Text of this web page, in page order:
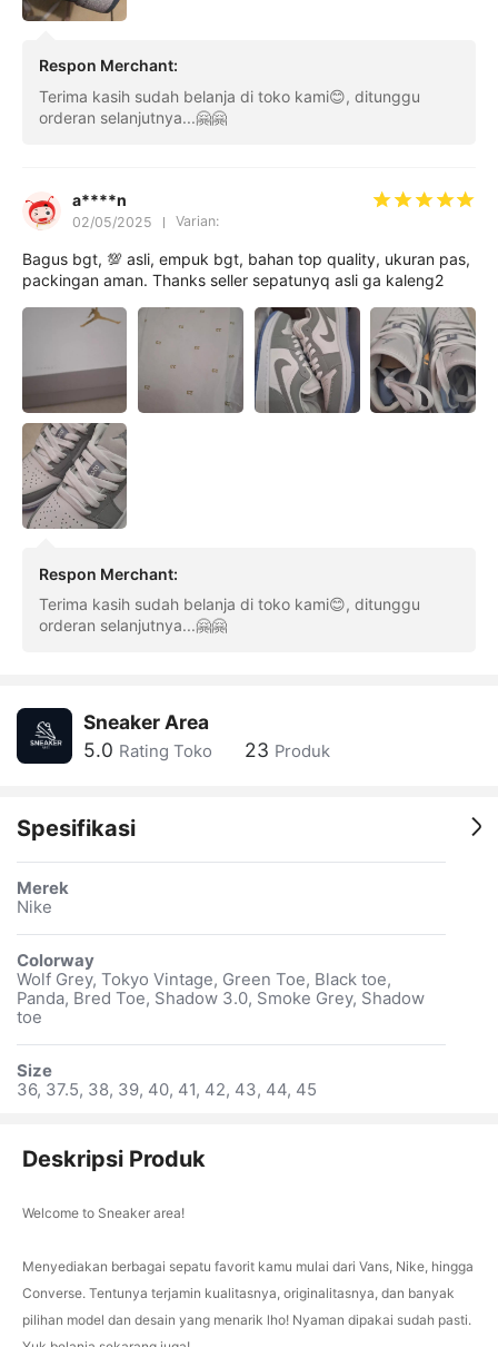
Respon Merchant:
Terima kasih sudah belanja di toko kami😊, ditunggu
orderan selanjutnya...🤗🤗
a****n
02/05/2025 Varian: ㅤㅤ
Bagus bgt, 💯 asli, empuk bgt, bahan top quality, ukuran pas,
packingan aman. Thanks seller sepatunyq asli ga kaleng2
Respon Merchant:
Terima kasih sudah belanja di toko kami😊, ditunggu
orderan selanjutnya...🤗🤗
Sneaker Area
5.0 Rating Toko 23 Produk
Spesifikasi
Merek
Nike
Colorway
Wolf Grey, Tokyo Vintage, Green Toe, Black toe,
Panda, Bred Toe, Shadow 3.0, Smoke Grey, Shadow
toe
Size
36, 37.5, 38, 39, 40, 41, 42, 43, 44, 45
Deskripsi Produk
Welcome to Sneaker area!
Menyediakan berbagai sepatu favorit kamu mulai dari Vans, Nike, hingga
Converse. Tentunya terjamin kualitasnya, originalitasnya, dan banyak
pilihan model dan desain yang menarik lho! Nyaman dipakai sudah pasti.